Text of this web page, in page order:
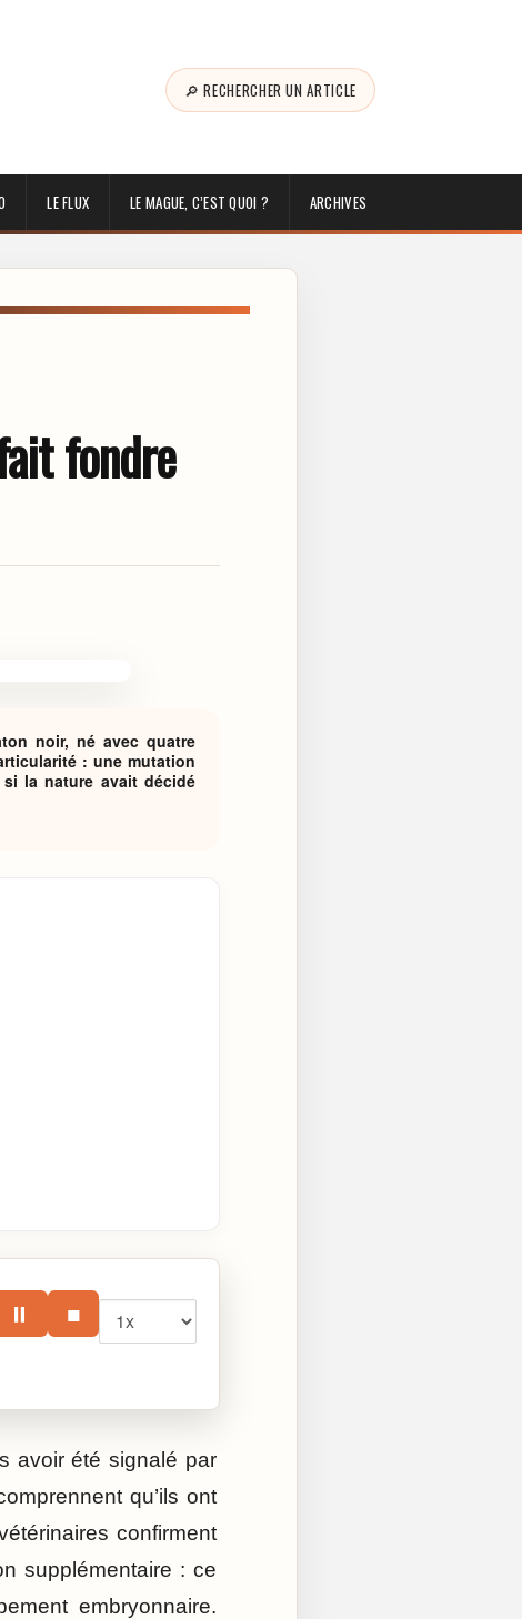
🔎 RECHERCHER UN ARTICLE
LE FLUX LE MAGUE, C’EST QUOI ? ARCHIVES
fondre
noir, né avec quatre
: une mutation
la nature avait décidé
⏸ ■
avoir été signalé par
qu’ils ont
confirment
supplémentaire : ce
embryonnaire.